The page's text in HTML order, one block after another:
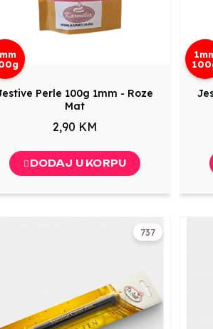
Perle 100g 1mm - Roze
Mat
2,90 KM
DODAJ U KORPU
737